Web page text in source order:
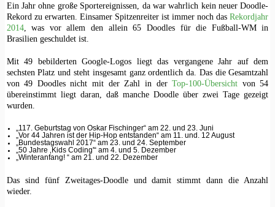
Ein Jahr ohne große Sportereignissen, da war wahrlich kein neuer Doodle-
Rekord zu erwarten. Einsamer Spitzenreiter ist immer noch dasRekordjahr
2014, was vor allem den allein 65 Doodles für die Fußball-WM in
Brasilien geschuldet ist.
Mit 49 bebilderten Google-Logos liegt das vergangene Jahr auf dem
sechsten Platz und steht insgesamt ganz ordentlich da. Das die Gesamtzahl
von 49 Doodles nicht mit der Zahl in derTop-100-Übersicht von 54
übereinstimmt liegt daran, daß manche Doodle über zwei Tage gezeigt
wurden.
„117. Geburtstag von Oskar Fischinger“ am 22. und 23. Juni
„Vor 44 Jahren ist der Hip-Hop entstanden“ am 11. und. 12 August
„Bundestagswahl 2017“ am 23. und 24. September
„50 Jahre ‚Kids Coding'“ am 4. und 5. Dezember
„Winteranfang! “ am 21. und 22. Dezember
Das sind fünf Zweitages-Doodle und damit stimmt dann die Anzahl
wieder.